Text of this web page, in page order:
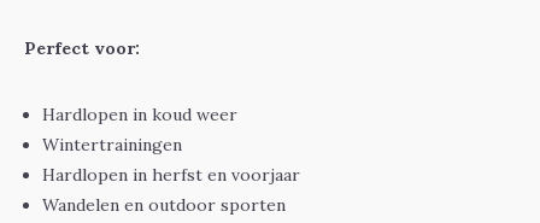
Perfect voor:
Hardlopen in koud weer
Wintertrainingen
Hardlopen in herfst en voorjaar
Wandelen en outdoor sporten